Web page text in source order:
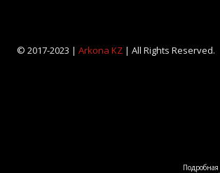
© 2017-2023 | Arkona KZ| All Rights Reserved.
Подробная